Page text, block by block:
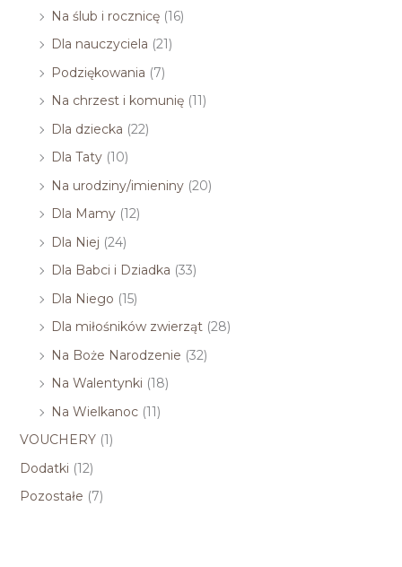
Na ślub i rocznicę (16)
Dla nauczyciela (21)
Podziękowania (7)
Na chrzest i komunię (11)
Dla dziecka (22)
Dla Taty (10)
Na urodziny/imieniny (20)
Dla Mamy (12)
Dla Niej (24)
Dla Babci i Dziadka (33)
Dla Niego (15)
Dla miłośników zwierząt (28)
Na Boże Narodzenie (32)
Na Walentynki (18)
Na Wielkanoc (11)
VOUCHERY (1)
Dodatki (12)
Pozostałe (7)